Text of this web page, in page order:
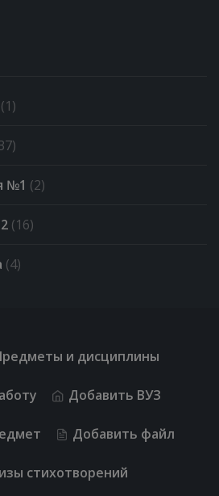
(1)
№1 (2)
(16)
(4)
и дисциплины
Добавить ВУЗ
Добавить файл
стихотворений